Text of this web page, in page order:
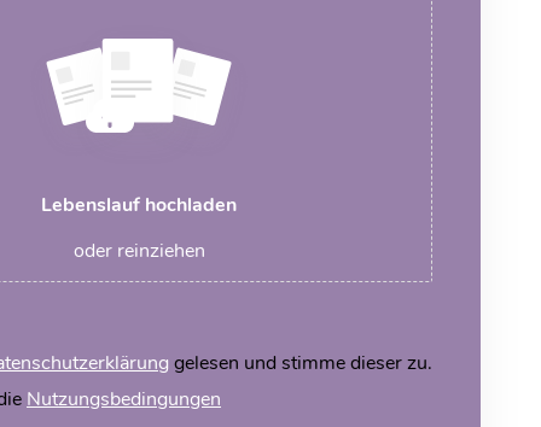
Lebenslauf hochladen
oder reinziehen
gelesen und stimme dieser zu.
Nutzungsbedingungen